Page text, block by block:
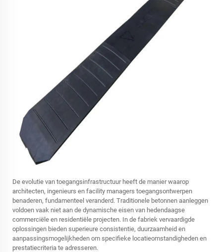
De evolutie van toegangsinfrastructuur heeft de manier waarop
architecten, ingenieurs en facility managers toegangsontwerpen
benaderen, fundamenteel veranderd. Traditionele betonnen aanleggen
voldoen vaak niet aan de dynamische eisen van hedendaagse
commerciële en residentiële projecten. In de fabriek vervaardigde
oplossingen bieden superieure consistentie, duurzaamheid en
aanpassingsmogelijkheden om specifieke locatieomstandigheden en
prestatiecriteria te adresseren.